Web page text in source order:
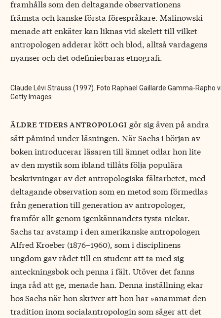
framhålls som den deltagande observationens
främsta och kanske första förespråkare. Malinowski
menade att enkäter kan liknas vid skelett till vilket
antropologen adderar kött och blod, alltså vardagens
nyanser och det odefinierbaras etnografi.
Claude Lévi Strauss (1997). Foto Raphael Gaillarde Gamma-Rapho
Getty Images
äldre tiders antropologi gör sig även på andra
sätt påmind under läsningen. När Sachs i början av
boken introducerar läsaren till ämnet odlar hon lite
av den mystik som ibland tillåts följa populära
beskrivningar av det antropologiska fältarbetet, med
deltagande observation som en metod som förmedlas
från generation till generation av antropologer,
framför allt genom igenkännandets tysta nickar.
Sachs tar avstamp i den amerikanske antropologen
Alfred Kroeber (1876–1960), som i disciplinens
ungdom gav rådet till en student att ta med sig
anteckningsbok och penna i fält. Utöver det fanns
inga råd att ge, menade han. Denna inställning ekar
hos Sachs när hon skriver att hon har »anammat den
tradition inom socialantropologin som säger att det